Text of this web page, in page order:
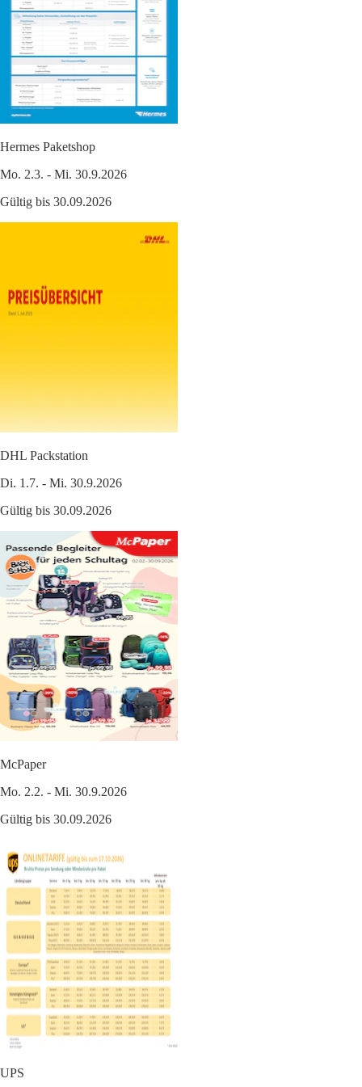
Hermes Paketshop
Mo. 2.3. - Mi. 30.9.2026
Gültig bis 30.09.2026
DHL Packstation
Di. 1.7. - Mi. 30.9.2026
Gültig bis 30.09.2026
McPaper
Mo. 2.2. - Mi. 30.9.2026
Gültig bis 30.09.2026
UPS